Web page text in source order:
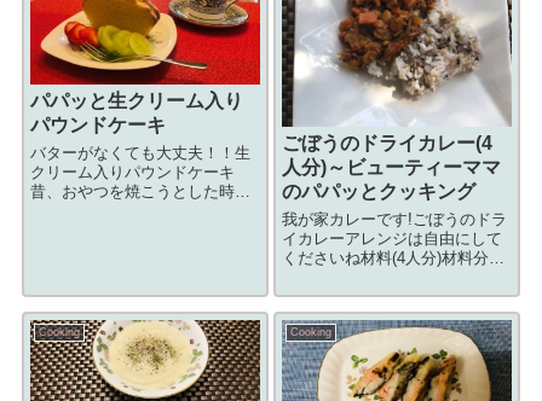
パパッと生クリーム入り
パウンドケーキ
バターがなくても大丈夫！！生
クリーム入りパウンドケーキ
昔、おやつを焼こうとした時に
ごぼうのドライカレー(4
人分)～ビューティーママ
のパパッとクッキング
我が家カレーです!ごぼうのドラ
イカレーアレンジは自由にして
くださいね材料(4人分)材料分量
個にんじん小1本合いびき肉
300g調味料分量カレー粉大さじ
x2薄力粉大さじx2ケチャップ1/2
カップ白ワイン(日本酒...
Cooking Cooking